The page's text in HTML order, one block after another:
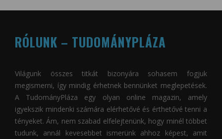
RÓLUNK – TUDOMÁNYPLÁZA
Világunk összes titkát bizonyára sohasem fogjuk
megismerni, így mindig érhetnek bennünket meglepetések.
A TudományPláza egy olyan online magazin, amely
igyekszik mindenki számára elérhetővé és érthetővé tenni a
tényeket. Ám, nem szabad elfelejtenünk, hogy minél többet
tudunk, annál kevesebbet ismerünk ahhoz képest, amit